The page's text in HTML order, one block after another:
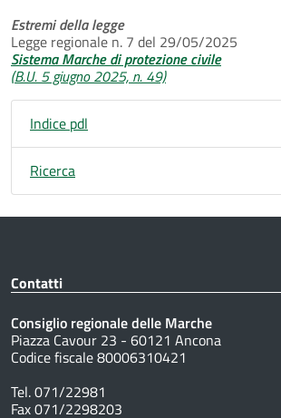
Estremi della legge
Legge regionale n. 7 del 29/05/2025
Sistema Marche di protezione civile
(B.U. 5 giugno 2025, n. 49)
Indice pdl
Ricerca
Contatti
Consiglio regionale delle Marche
Piazza Cavour 23 - 60121 Ancona
Codice fiscale 80006310421
Tel. 071/22981
Fax 071/2298203